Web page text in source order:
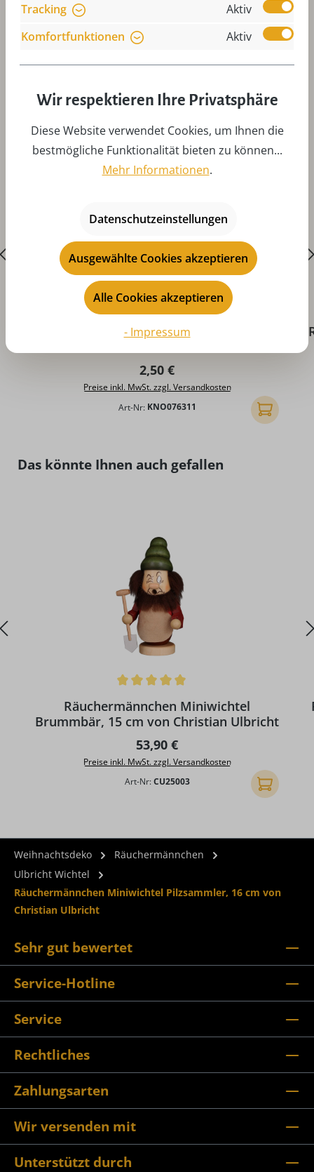
Zubehör
Räucherkerzen – Tanne, klein, 24 Stück
Regulärer Preis:
2,50 €
Preise inkl. MwSt. zzgl. Versandkosten
Art-Nr: KNO076311 In den
Produktgalerie überspringen
Das könnte Ihnen auch gefallen
Räuchermännchen Miniwichtel
Brummbär, 15 cm von Christian Ulbricht
Regulärer Preis:
53,90 €
Preise inkl. MwSt. zzgl. Versandkosten
Art-Nr: CU25003 In den
Weihnachtsdeko
Räuchermännchen
Ulbricht Wichtel
Räuchermännchen Miniwichtel Pilzsammler, 16 cm von
Christian Ulbricht
Sehr gut bewertet
Service-Hotline
Service
Rechtliches
Zahlungsarten
Wir versenden mit
Unterstützt durch
Tracking
Aktiv
Komfortfunktionen
Aktiv
Wir respektieren Ihre Privatsphäre
Diese Website verwendet Cookies, um Ihnen die
bestmögliche Funktionalität bieten zu können...
Mehr Informationen.
Datenschutzeinstellungen
Ausgewählte Cookies akzeptieren
Alle Cookies akzeptieren
- Impressum